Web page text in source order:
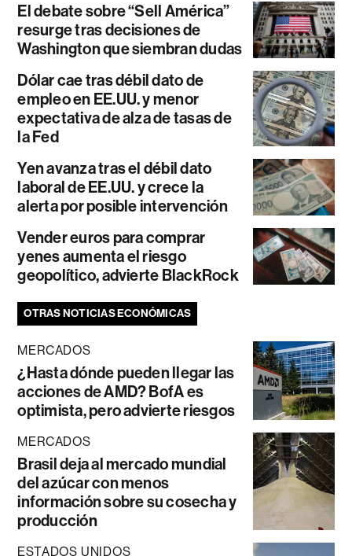
El debate sobre “Sell América”
resurge tras decisiones de
Washington que siembran dudas
Dólar cae tras débil dato de
empleo en EE.UU. y menor
expectativa de alza de tasas de
la Fed
Yen avanza tras el débil dato
laboral de EE.UU. y crece la
alerta por posible intervención
Vender euros para comprar
yenes aumenta el riesgo
geopolítico, advierte BlackRock
OTRAS NOTICIAS ECONÓMICAS
MERCADOS
¿Hasta dónde pueden llegar las
acciones de AMD? BofA es
optimista, pero advierte riesgos
MERCADOS
Brasil deja al mercado mundial
del azúcar con menos
información sobre su cosecha y
producción
ESTADOS UNIDOS